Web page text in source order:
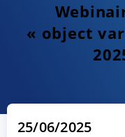
« object
25/06/2025